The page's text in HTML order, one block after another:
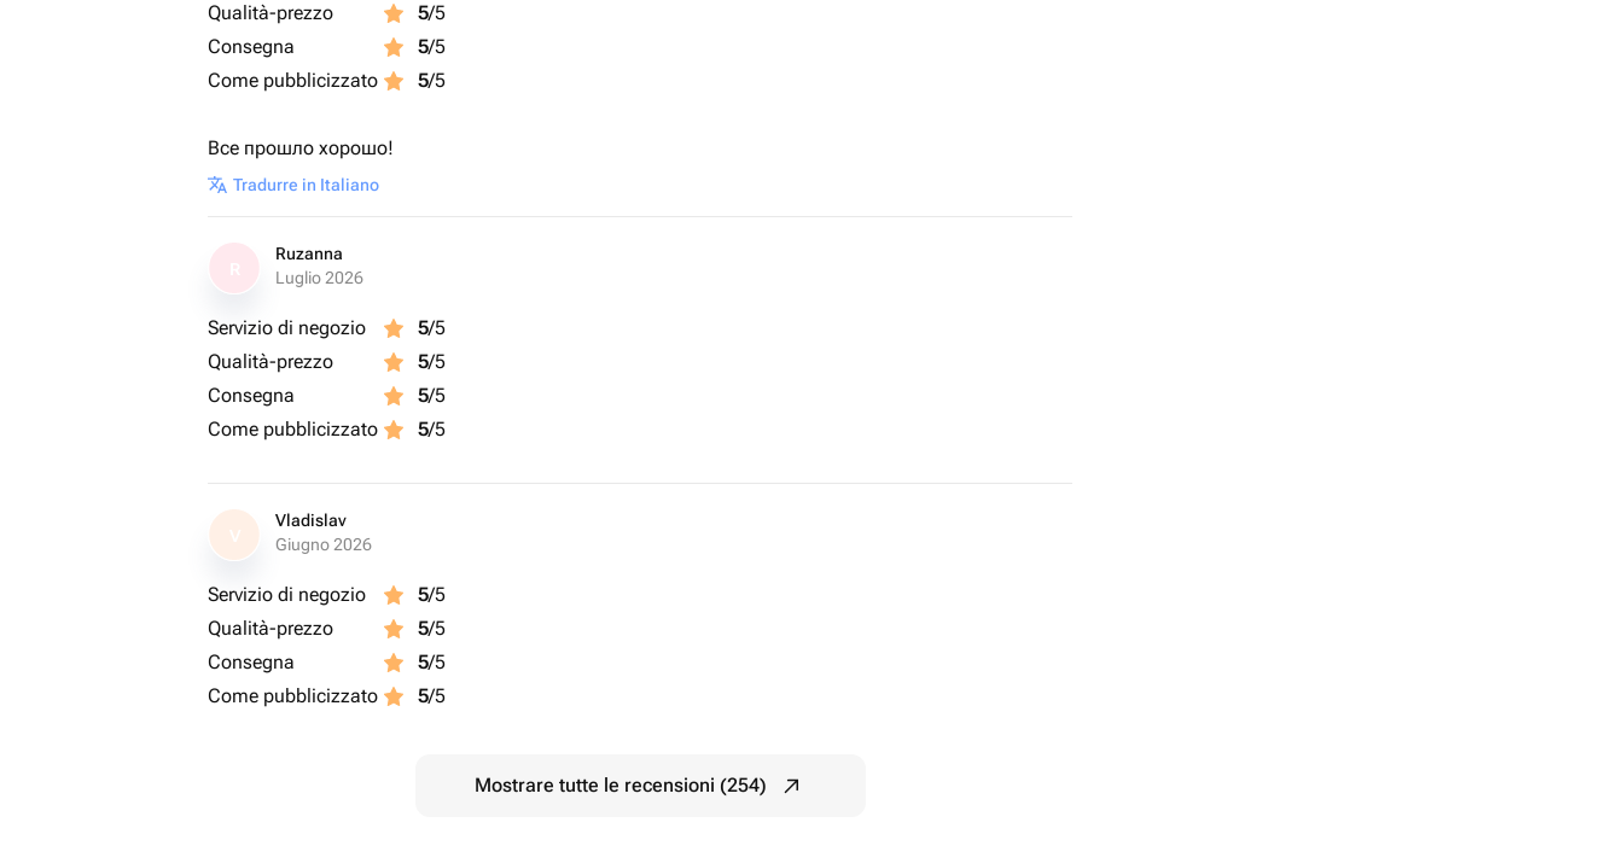
Qualità-prezzo
5/5
Consegna
5/5
Come pubblicizzato
5/5
Все прошло хорошо!
Tradurre in Italiano
Ruzanna
Luglio 2026
Servizio di negozio 5/5
Qualità-prezzo
5/5
Consegna
5/5
Come pubblicizzato
5/5
V
Vladislav
Giugno 2026
Servizio di negozio 5/5
Qualità-prezzo
5/5
Consegna
5/5
Come pubblicizzato
5/5
Mostrare tutte le recensioni (254)